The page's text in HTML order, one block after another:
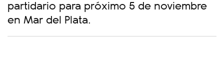
partidario para próximo 5 de noviembre
en Mar del Plata.